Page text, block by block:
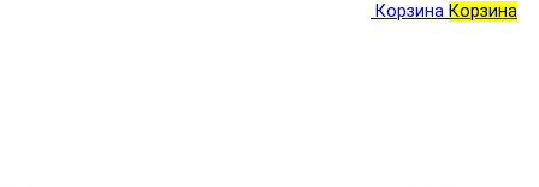
Корзина Корзина